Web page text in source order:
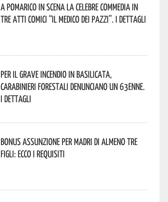
A Pomarico in scena la celebre commedia in
tre atti comici “Il medico dei pazzi”. I dettagli
Per il grave incendio in Basilicata,
Carabinieri forestali denunciano un 63enne.
I dettagli
Bonus assunzione per madri di almeno tre
figli: ecco i requisiti